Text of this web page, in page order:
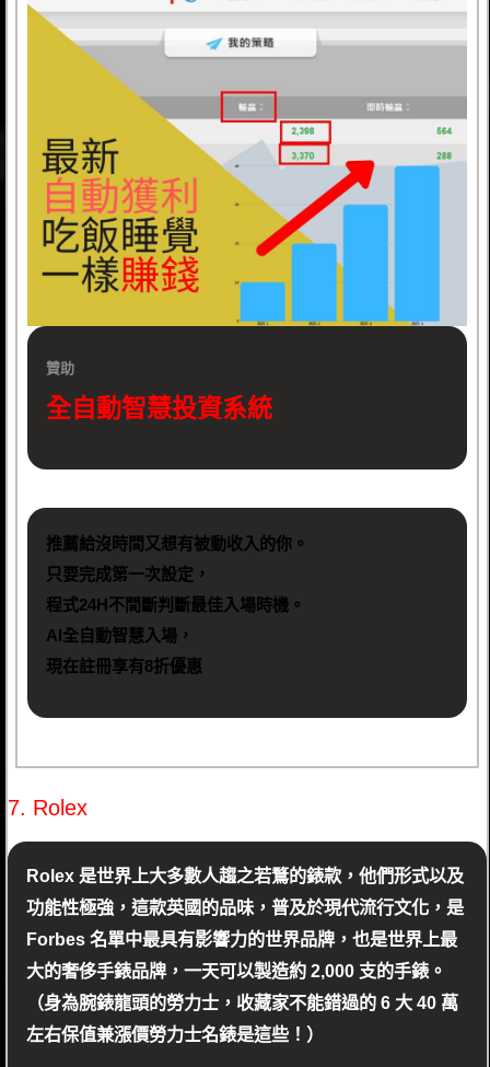
贊助
全自動智慧投資系統
推薦給沒時間又想有被動收入的你。
只要完成第一次設定，
程式24H不間斷判斷最佳入場時機。
AI全自動智慧入場，
現在註冊享有8折優惠
7. Rolex
Rolex 是世界上大多數人趨之若鶩的錶款，他們形式以及
功能性極強，這款英國的品味，普及於現代流行文化，是
Forbes 名單中最具有影響力的世界品牌，也是世界上最
大的奢侈手錶品牌，一天可以製造約 2,000 支的手錶。
（身為腕錶龍頭的勞力士，收藏家不能錯過的 6 大 40 萬
左右保值兼漲價勞力士名錶是這些！）